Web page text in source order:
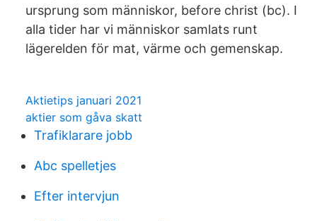
ursprung som människor, before christ (bc). I
alla tider har vi människor samlats runt
lägerelden för mat, värme och gemenskap.
Aktietips januari 2021
aktier som gåva skatt
Trafiklarare jobb
Abc spelletjes
Efter intervjun